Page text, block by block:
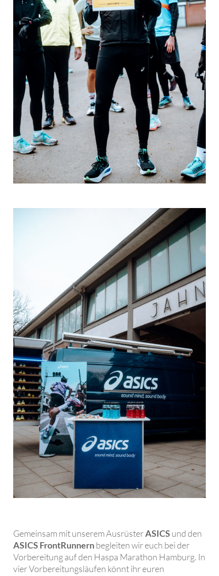
Gemeinsam mit unserem AusrüsterASICS und den
ASICS FrontRunnernbegleiten wir euch bei der
Vorbereitung auf den Haspa Marathon Hamburg. In
vier Vorbereitungsläufen könnt ihr euren